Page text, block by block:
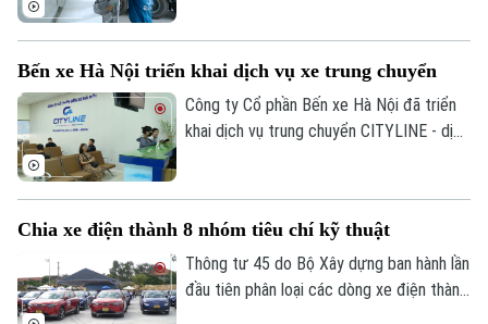
Tư vấn sức khỏe
Quần vợt
Golf
Sao
Điện ảnh
Thời trang
Âm nhạc
Bến xe Hà Nội triển khai dịch vụ xe trung chuyển
Công ty Cổ phần Bến xe Hà Nội đã triển
khai dịch vụ trung chuyển CITYLINE - dịch
hiện đại, xây dựng hệ sinh thái phục vụ
hành khách ngày càng hoàn thiện.
Chia xe điện thành 8 nhóm tiêu chí kỹ thuật
Thông tư 45 do Bộ Xây dựng ban hành lần
đầu tiên phân loại các dòng xe điện thành